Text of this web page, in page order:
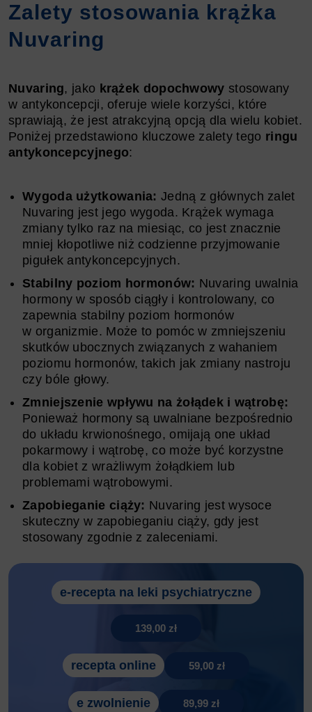
Zalety stosowania krążka
Nuvaring
Nuvaring, jako krążek dopochwowy stosowany
w antykoncepcji, oferuje wiele korzyści, które
sprawiają, że jest atrakcyjną opcją dla wielu kobiet.
Poniżej przedstawiono kluczowe zalety tego ringu
antykoncepcyjnego:
Wygoda użytkowania: Jedną z głównych zalet
Nuvaring jest jego wygoda. Krążek wymaga
zmiany tylko raz na miesiąc, co jest znacznie
mniej kłopotliwe niż codzienne przyjmowanie
pigułek antykoncepcyjnych.
Stabilny poziom hormonów: Nuvaring uwalnia
hormony w sposób ciągły i kontrolowany, co
zapewnia stabilny poziom hormonów
w organizmie. Może to pomóc w zmniejszeniu
skutków ubocznych związanych z wahaniem
poziomu hormonów, takich jak zmiany nastroju
czy bóle głowy.
Zmniejszenie wpływu na żołądek i wątrobę:
Ponieważ hormony są uwalniane bezpośrednio
do układu krwionośnego, omijają one układ
pokarmowy i wątrobę, co może być korzystne
dla kobiet z wrażliwym żołądkiem lub
problemami wątrobowymi.
Zapobieganie ciąży: Nuvaring jest wysoce
skuteczny w zapobieganiu ciąży, gdy jest
stosowany zgodnie z zaleceniami.
e-recepta na leki psychiatryczne
139,00 zł
recepta online 59,00 zł
e zwolnienie 89,99 zł